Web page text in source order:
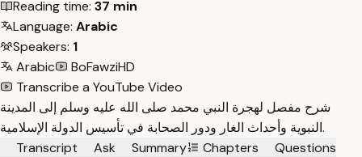
Reading time: 37 min
Language: Arabic
Speakers: 1
Arabic
BoFawziHD
Transcribe a YouTube Video
شرح مفصل لهجرة النبي محمد صلى الله عليه وسلم إلى المدينة
النبوية وأحداث الغار ودور الصحابة في تأسيس الدولة الإسلامية.
Transcript
Ask Summary Chapters
Questions